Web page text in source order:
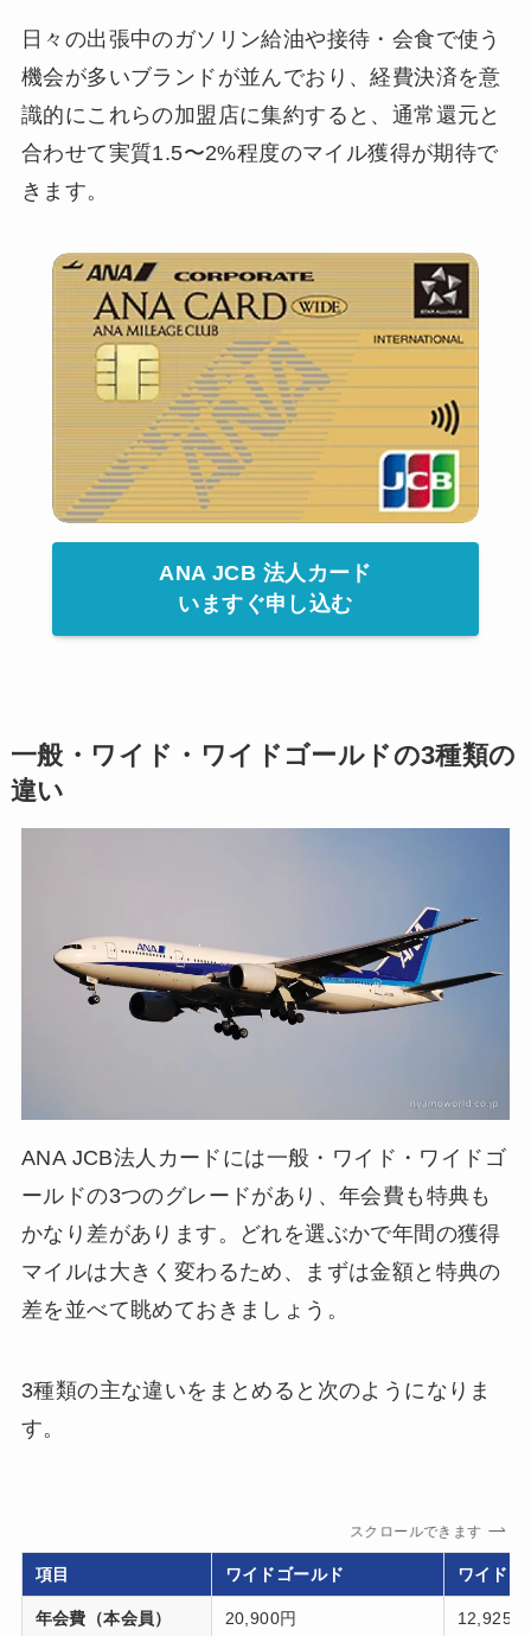
日々の出張中のガソリン給油や接待・会食で使う
機会が多いブランドが並んでおり、経費決済を意
識的にこれらの加盟店に集約すると、通常還元と
合わせて実質1.5〜2%程度のマイル獲得が期待で
きます。
ANA JCB 法人カード
いますぐ申し込む
一般・ワイド・ワイドゴールドの3種類の
違い
ANA JCB法人カードには一般・ワイド・ワイドゴ
ールドの3つのグレードがあり、年会費も特典も
かなり差があります。どれを選ぶかで年間の獲得
マイルは大きく変わるため、まずは金額と特典の
差を並べて眺めておきましょう。
3種類の主な違いをまとめると次のようになりま
す。
スクロールできます
項目 ワイドゴールド ワイド
年会費（本会員） 20,900円 12,925円